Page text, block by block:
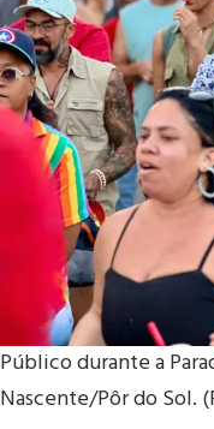
Público durante a
Nascente/Pôr do Sol.